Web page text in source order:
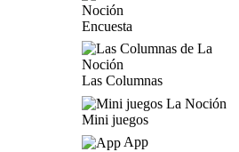
Encuesta
Las Columnas
Mini juegos
App